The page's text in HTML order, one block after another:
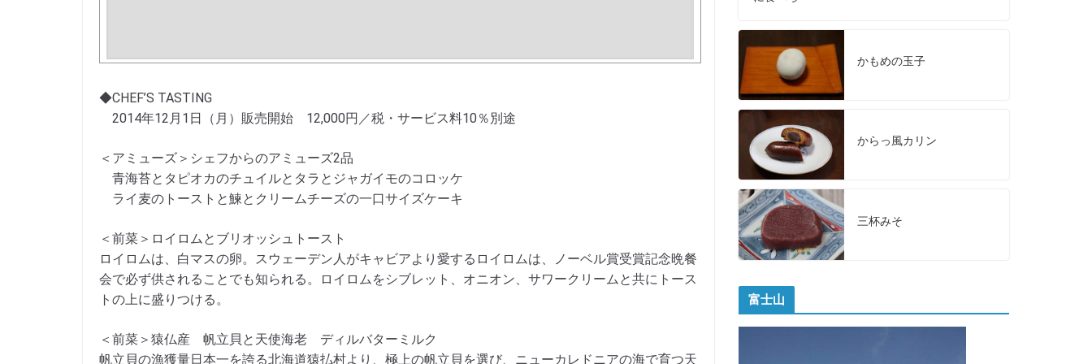
◆CHEF’S TASTING
2014年12月1日（月）販売開始 12,000円／税・サービス料10％別途
＜アミューズ＞シェフからのアミューズ2品
青海苔とタピオカのチュイルとタラとジャガイモのコロッケ
ライ麦のトーストと鰊とクリームチーズの一口サイズケーキ
＜前菜＞ロイロムとブリオッシュトースト
ロイロムは、白マスの卵。スウェーデン人がキャビアより愛するロイロムは、ノーベル賞受賞記念晩餐
会で必ず供されることでも知られる。ロイロムをシブレット、オニオン、サワークリームと共にトース
トの上に盛りつける。
＜前菜＞猿仏産 帆立貝と天使海老 ディルバターミルク
帆立貝の漁獲量日本一を誇る北海道猿払村より、極上の帆立貝を選び、ニューカレドニアの海で育つ天
かもめの玉子
からっ風カリン
三杯みそ
富士山